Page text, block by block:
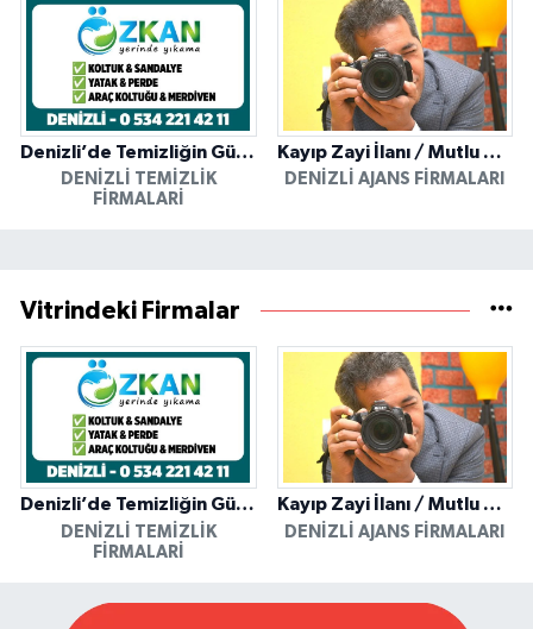
Denizli’de Temizliğin Güvenilir Adresi: Özkan Yerinde Yıkama
DENIZLI TEMIZLIK
FIRMALARI
Kayıp Zayi İlanı / Mutlu Ajans / Denizli
DENIZLI AJANS FIRMALARI
Vitrindeki Firmalar
Denizli’de Temizliğin Güvenilir Adresi: Özkan Yerinde Yıkama
DENIZLI TEMIZLIK
FIRMALARI
Kayıp Zayi İlanı / Mutlu Ajans / Denizli
DENIZLI AJANS FIRMALARI